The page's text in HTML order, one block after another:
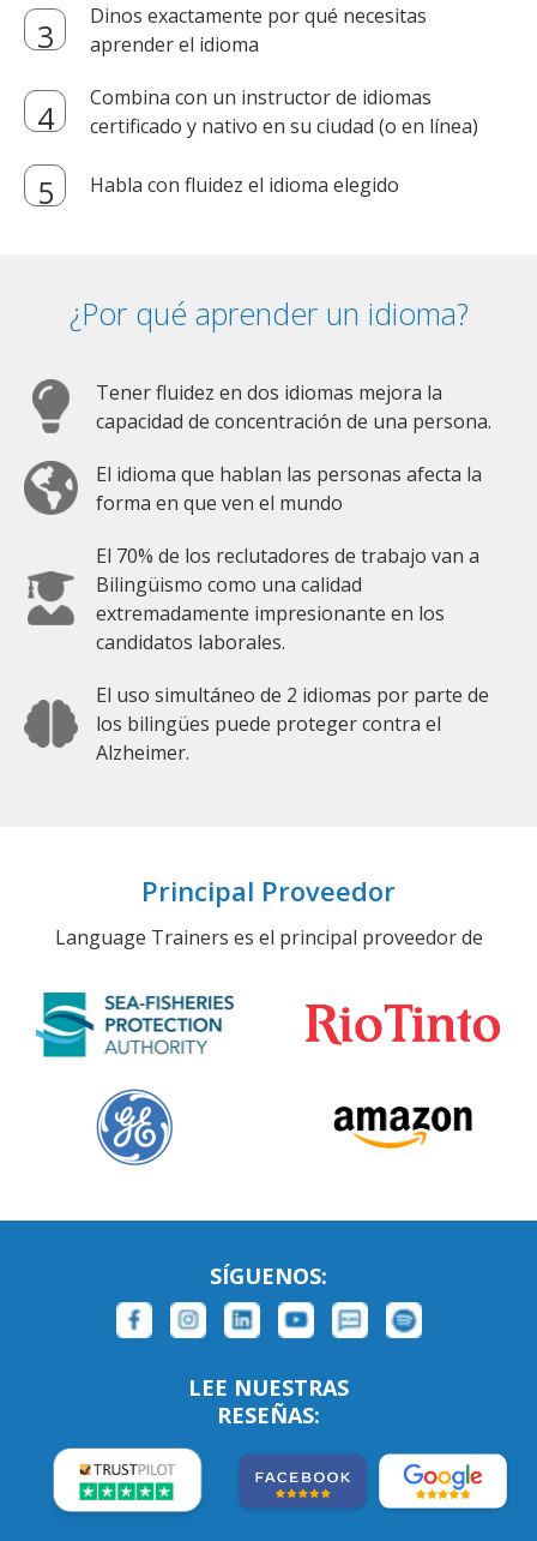
Dinos exactamente por qué necesitas
aprender el idioma
Combina con un instructor de idiomas
certificado y nativo en su ciudad (o en línea)
Habla con fluidez el idioma elegido
¿Por qué aprender un idioma?
Tener fluidez en dos idiomas mejora la
capacidad de concentración de una persona.
El idioma que hablan las personas afecta la
forma en que ven el mundo
El 70% de los reclutadores de trabajo van a
Bilingüismo como una calidad
extremadamente impresionante en los
candidatos laborales.
El uso simultáneo de 2 idiomas por parte de
los bilingües puede proteger contra el
Alzheimer.
Principal Proveedor
Language Trainers es el principal proveedor de
SÍGUENOS:
LEE NUESTRAS
RESEÑAS: